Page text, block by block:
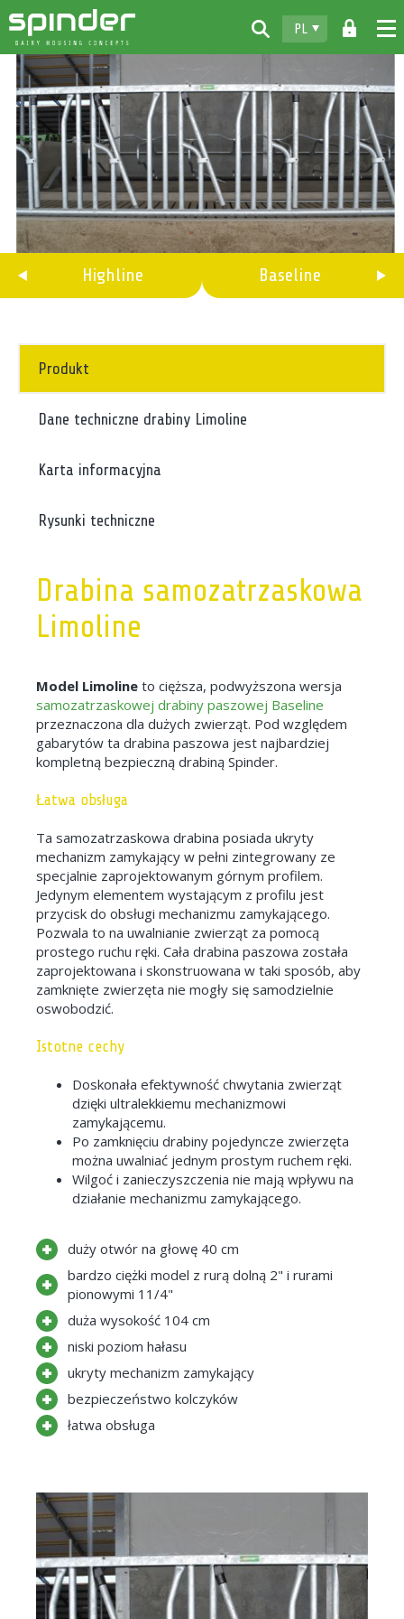
PL
Home
Produkty
Do pobrania
Spinder
Dealerzy
Kontakt
Produkt
Dane techniczne drabiny Limoline
Karta informacyjna
Rysunki techniczne
Drabina samozatrzaskowa
Limoline
Model Limoline to cięższa, podwyższona wersja
samozatrzaskowej drabiny paszowej Baseline
przeznaczona dla dużych zwierząt. Pod względem
gabarytów ta drabina paszowa jest najbardziej
kompletną bezpieczną drabiną Spinder.
Łatwa obsługa
Ta samozatrzaskowa drabina posiada ukryty
mechanizm zamykający w pełni zintegrowany ze
specjalnie zaprojektowanym górnym profilem.
Jedynym elementem wystającym z profilu jest
przycisk do obsługi mechanizmu zamykającego.
Pozwala to na uwalnianie zwierząt za pomocą
prostego ruchu ręki. Cała drabina paszowa została
zaprojektowana i skonstruowana w taki sposób, aby
zamknięte zwierzęta nie mogły się samodzielnie
oswobodzić.
Istotne cechy
Doskonała efektywność chwytania zwierząt
dzięki ultralekkiemu mechanizmowi
zamykającemu.
Po zamknięciu drabiny pojedyncze zwierzęta
można uwalniać jednym prostym ruchem ręki.
Wilgoć i zanieczyszczenia nie mają wpływu na
działanie mechanizmu zamykającego.
duży otwór na głowę 40 cm
bardzo ciężki model z rurą dolną 2" i rurami
pionowymi 11/4"
duża wysokość 104 cm
niski poziom hałasu
ukryty mechanizm zamykający
bezpieczeństwo kolczyków
łatwa obsługa
Highline Baseline